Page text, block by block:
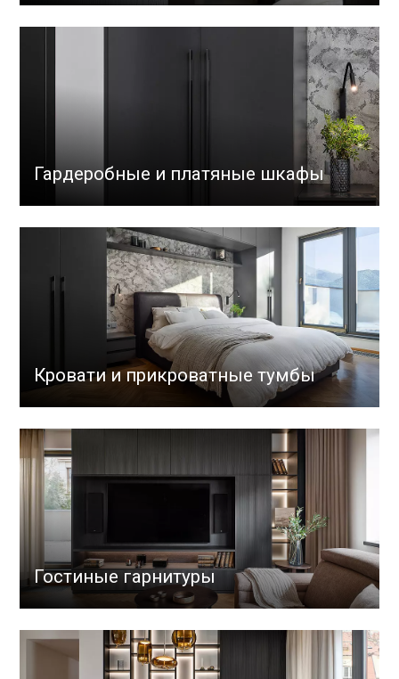
Гардеробные и платяные шкафы
Кровати и прикроватные тумбы
Гостиные гарнитуры